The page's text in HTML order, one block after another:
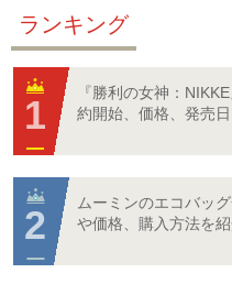
ランキング
『勝利の女神：
約開始、価格、発売
ムーミンのエコバッ
や価格、購入方法を